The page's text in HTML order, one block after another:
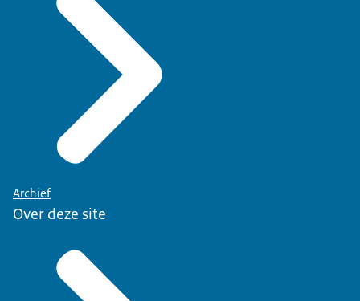
Archief
Over deze site